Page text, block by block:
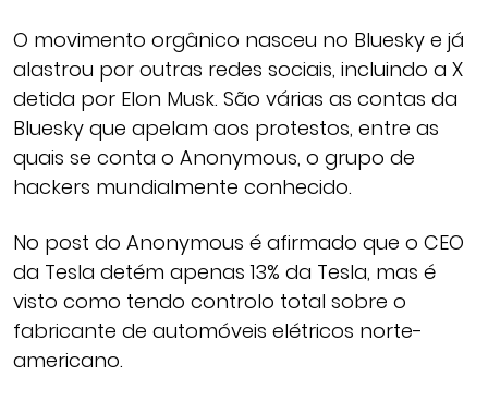
O movimento orgânico nasceu no Bluesky e já
alastrou por outras redes sociais, incluindo a X
detida por Elon Musk. São várias as contas da
Bluesky que apelam aos protestos, entre as
quais se conta o Anonymous, o grupo de
hackers mundialmente conhecido.
No post do Anonymous é afirmado que o CEO
da Tesla detém apenas 13% da Tesla, mas é
visto como tendo controlo total sobre o
fabricante de automóveis elétricos norte-
americano.